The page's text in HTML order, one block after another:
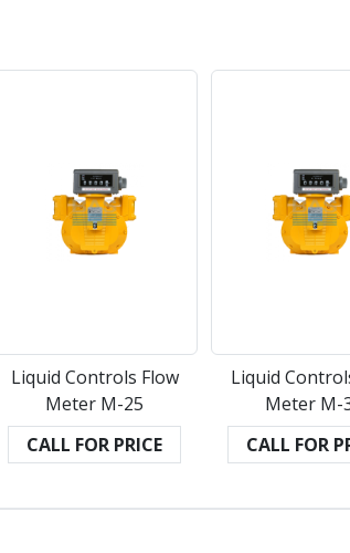
Liquid Controls Flow
Meter M-25
CALL FOR PRICE
Liquid
Meter M-
CALL FOR